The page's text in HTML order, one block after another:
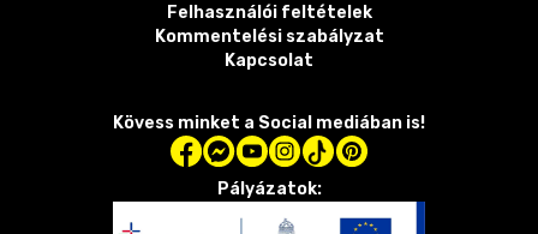
Felhasználói feltételek
Kommentelési szabályzat
Kapcsolat
Kövess minket a Social mediában is!
Pályázatok: